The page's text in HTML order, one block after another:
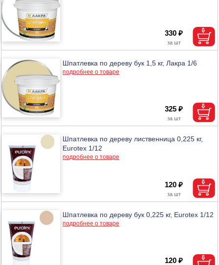
330 ₽
Шпатлевка по дереву бук 1,5 кг, Лакра 1/6
подробнее о товаре
325 ₽
Шпатлевка по дереву лиственница 0,225 кг,
Eurotex 1/12
подробнее о товаре
120 ₽
Шпатлевка по дереву бук 0,225 кг, Eurotex 1/12
подробнее о товаре
120 ₽